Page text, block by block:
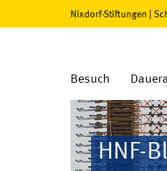
Nixdorf-Stiftungen |
Besuch
HNF-